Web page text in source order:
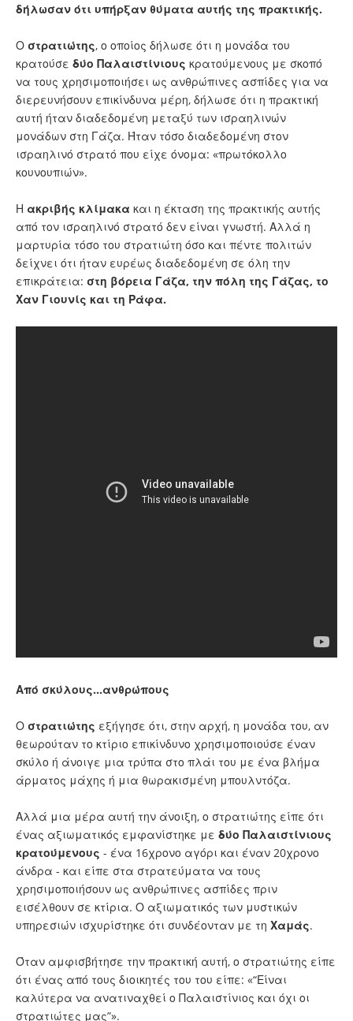
δήλωσαν ότι υπήρξαν θύματα αυτής της πρακτικής.
Ο στρατιώτης, ο οποίος δήλωσε ότι η μονάδα του
κρατούσε δύο Παλαιστίνιους κρατούμενους με σκοπό
να τους χρησιμοποιήσει ως ανθρώπινες ασπίδες για να
διερευνήσουν επικίνδυνα μέρη, δήλωσε ότι η πρακτική
αυτή ήταν διαδεδομένη μεταξύ των ισραηλινών
μονάδων στη Γάζα. Ήταν τόσο διαδεδομένη στον
ισραηλινό στρατό που είχε όνομα: «πρωτόκολλο
κουνουπιών».
Η ακριβής κλίμακα και η έκταση της πρακτικής αυτής
από τον ισραηλινό στρατό δεν είναι γνωστή. Αλλά η
μαρτυρία τόσο του στρατιώτη όσο και πέντε πολιτών
δείχνει ότι ήταν ευρέως διαδεδομένη σε όλη την
επικράτεια: στη βόρεια Γάζα, την πόλη της Γάζας, το
Χαν Γιουνίς και τη Ράφα.
Από σκύλους...ανθρώπους
Ο στρατιώτης εξήγησε ότι, στην αρχή, η μονάδα του, αν
θεωρούταν το κτίριο επικίνδυνο χρησιμοποιούσε έναν
σκύλο ή άνοιγε μια τρύπα στο πλάι του με ένα βλήμα
άρματος μάχης ή μια θωρακισμένη μπουλντόζα.
Αλλά μια μέρα αυτή την άνοιξη, ο στρατιώτης είπε ότι
ένας αξιωματικός εμφανίστηκε με δύο Παλαιστίνιους
κρατούμενους - ένα 16χρονο αγόρι και έναν 20χρονο
άνδρα - και είπε στα στρατεύματα να τους
χρησιμοποιήσουν ως ανθρώπινες ασπίδες πριν
εισέλθουν σε κτίρια. Ο αξιωματικός των μυστικών
υπηρεσιών ισχυρίστηκε ότι συνδέονταν με τη Χαμάς.
Όταν αμφισβήτησε την πρακτική αυτή, ο στρατιώτης είπε
ότι ένας από τους διοικητές του του είπε: «“Είναι
καλύτερα να ανατιναχθεί ο Παλαιστίνιος και όχι οι
στρατιώτες μας”».